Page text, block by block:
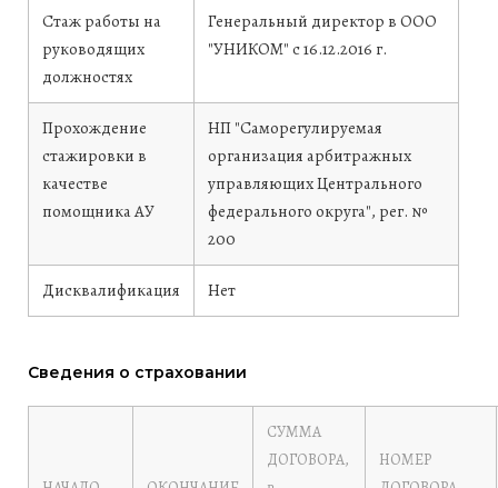
Стаж работы на
руководящих
должностях
Генеральный директор в ООО
"УНИКОМ" с 16.12.2016 г.
Прохождение
стажировки в
качестве
помощника АУ
НП "Саморегулируемая
организация арбитражных
управляющих Центрального
федерального округа", рег. №
200
Дисквалификация Нет
Сведения о страховании
СУММА
ДОГОВОРА,
НОМЕР